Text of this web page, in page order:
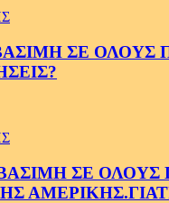
ΣΕ ΟΛΟΥΣ
ΣΕ ΟΛΟΥΣ